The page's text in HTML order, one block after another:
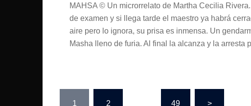
MAHSA © Un microrrelato de Martha Cecilia
de examen y si llega tarde el maestro ya habrá
aire pero lo ignora, su prisa es inmensa. Un
Masha lleno de furia. Al final la alcanza y la arresta
Posts
1 2 49 >